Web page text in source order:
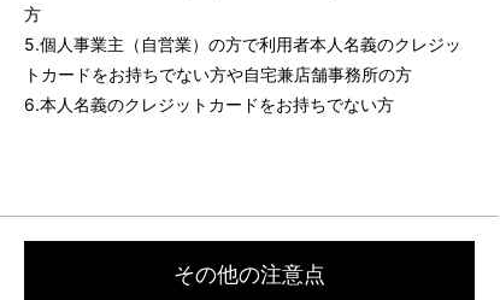
方
5.個人事業主（自営業）の方で利用者本人名義のクレジッ
トカードをお持ちでない方や自宅兼店舗事務所の方
6.本人名義のクレジットカードをお持ちでない方
その他の注意点